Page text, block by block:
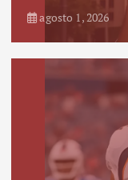
agosto 1, 2026